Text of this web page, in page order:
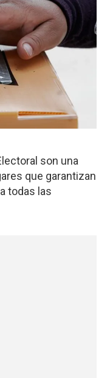
son una
que garantizan
todas las